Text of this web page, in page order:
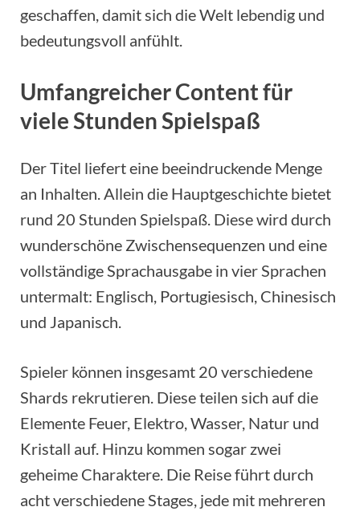
geschaffen, damit sich die Welt lebendig und
bedeutungsvoll anfühlt.
Umfangreicher Content für
viele Stunden Spielspaß
Der Titel liefert eine beeindruckende Menge
an Inhalten. Allein die Hauptgeschichte bietet
rund 20 Stunden Spielspaß. Diese wird durch
wunderschöne Zwischensequenzen und eine
vollständige Sprachausgabe in vier Sprachen
untermalt: Englisch, Portugiesisch, Chinesisch
und Japanisch.
Spieler können insgesamt 20 verschiedene
Shards rekrutieren. Diese teilen sich auf die
Elemente Feuer, Elektro, Wasser, Natur und
Kristall auf. Hinzu kommen sogar zwei
geheime Charaktere. Die Reise führt durch
acht verschiedene Stages, jede mit mehreren